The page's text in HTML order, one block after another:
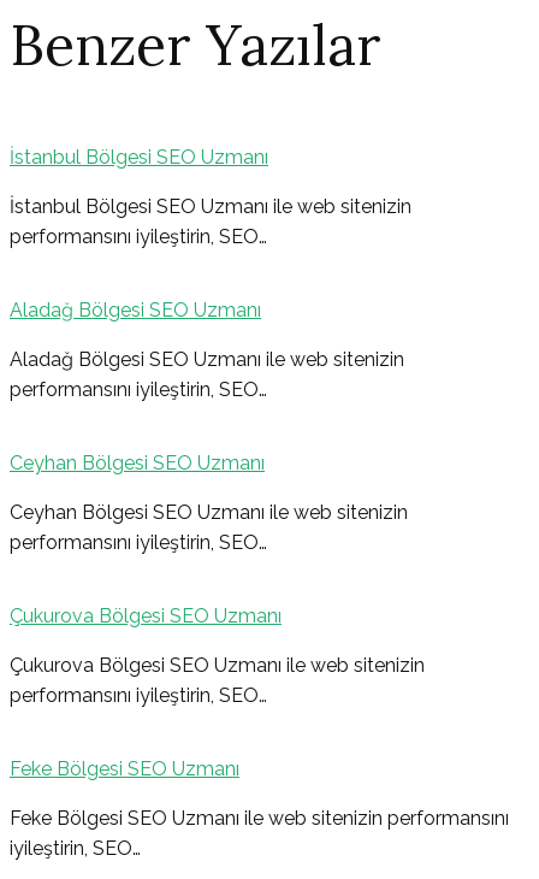
Benzer Yazılar
İstanbul Bölgesi SEO Uzmanı
İstanbul Bölgesi SEO Uzmanı ile web sitenizin
performansını iyileştirin, SEO…
Aladağ Bölgesi SEO Uzmanı
Aladağ Bölgesi SEO Uzmanı ile web sitenizin
performansını iyileştirin, SEO…
Ceyhan Bölgesi SEO Uzmanı
Ceyhan Bölgesi SEO Uzmanı ile web sitenizin
performansını iyileştirin, SEO…
Çukurova Bölgesi SEO Uzmanı
Çukurova Bölgesi SEO Uzmanı ile web sitenizin
performansını iyileştirin, SEO…
Feke Bölgesi SEO Uzmanı
Feke Bölgesi SEO Uzmanı ile web sitenizin performansını
iyileştirin, SEO…
Yazı
gezinmesi